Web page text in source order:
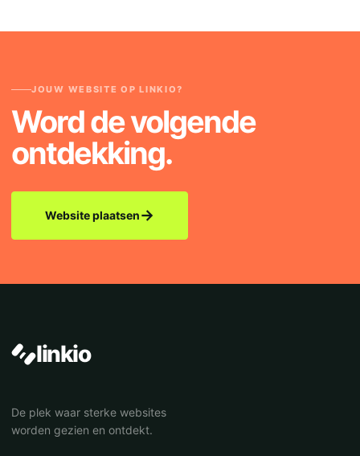
JOUW WEBSITE OP LINKIO?
Word de volgende
ontdekking.
Website plaatsen→
linkio
De plek waar sterke websites
worden gezien en ontdekt.